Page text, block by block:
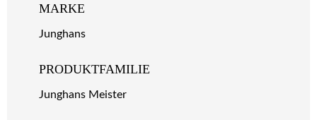
MARKE
Junghans
PRODUKTFAMILIE
Junghans Meister